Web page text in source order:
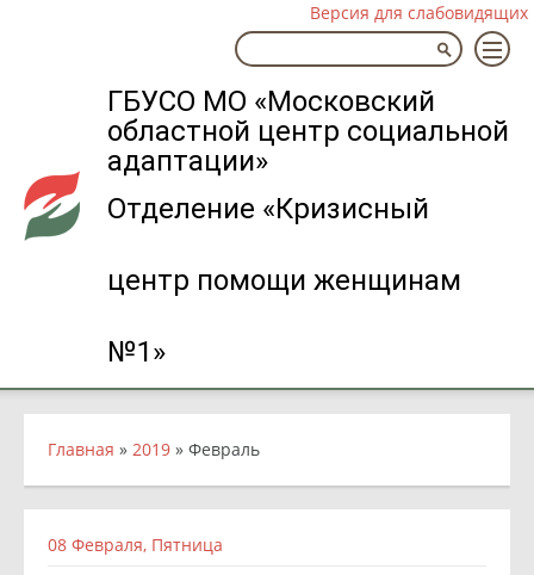
ГБУСО МО «Московский
областной центр социальной
адаптации»
Отделение «Кризисный
центр помощи женщинам
№1»
Версия для слабовидящих
Главная » 2019 » Февраль
08 Февраля, Пятница